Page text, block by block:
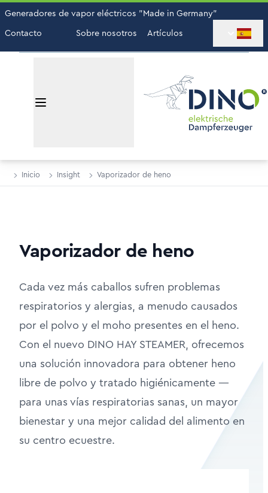
Generadores de vapor eléctricos "Made in Germany"
Contacto
Sobre nosotros Artículos
Inicio Insight Vaporizador de heno
Vaporizador de heno
Cada vez más caballos sufren problemas
respiratorios y alergias, a menudo causados
por el polvo y el moho presentes en el heno.
Con el nuevo DINO HAY STEAMER, ofrecemos
una solución innovadora para obtener heno
libre de polvo y tratado higiénicamente —
para unas vías respiratorias sanas, un mayor
bienestar y una mejor calidad del alimento en
su centro ecuestre.